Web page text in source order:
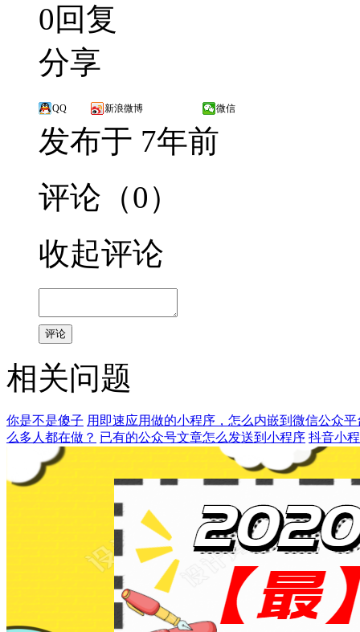
0回复
分享
QQ 新浪微博 微信
发布于 7年前
评论（0）
收起评论
评论
相关问题
你是不是傻子 用即速应用做的小程序，怎么内嵌到微信公众
么多人都在做？ 已有的公众号文章怎么发送到小程序 抖音小